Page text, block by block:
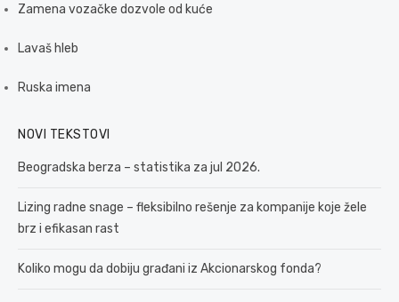
Zamena vozačke dozvole od kuće
Lavaš hleb
Ruska imena
NOVI TEKSTOVI
Beogradska berza – statistika za jul 2026.
Lizing radne snage – fleksibilno rešenje za kompanije koje žele
brz i efikasan rast
Koliko mogu da dobiju građani iz Akcionarskog fonda?